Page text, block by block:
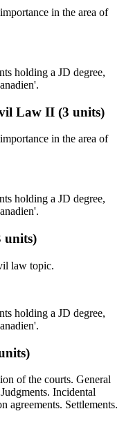
in the area of
holding a JD degree,
Law II (3 units)
in the area of
holding a JD degree,
units)
law topic.
holding a JD degree,
of the courts. General
Incidental
agreements. Settlements.